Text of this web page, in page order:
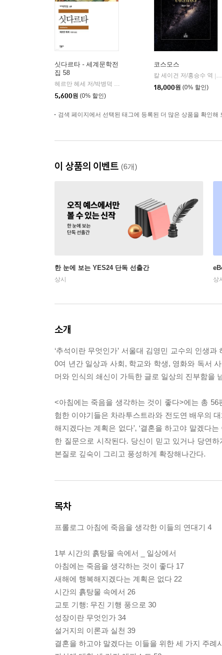
싯다르타 - 세계문학전
집 58
5,600원 (0% 할인)
코스모스
칼 세이건 저/홍승수 역 |
18,000원 (0% 할인)
검색 페이지에서 선택된 태그에 등록된 더 많은 상품을 확인해
이 상품의 이벤트 (6개)
한 눈에 보는 YES24 단독 선출간
상시 상
소개
‘추석이란 무엇인가’ 서울대 김영민 교수의 인생
0여 년간 일상과 사회, 학교와 학생, 영화와 독서
머와 인식의 쇄신이 가득한 글로 일상의 진부함을
<아침에는 죽음을 생각하는 것이 좋다>에는 총
험한 이야기들은 차라투스트라와 전도연 배우의
해지겠다는 계획은 없다’, ‘결혼을 하고야 말겠다
한 질문으로 시작된다. 당신이 믿고 있거나 당연
본질로 깊숙이 그리고 풍성하게 확장해나간다.
목차
프롤로그 아침에 죽음을 생각한 이들의 연대기 4
1부 시간의 흙탕물 속에서 _ 일상에서
아침에는 죽음을 생각하는 것이 좋다 17
새해에 행복해지겠다는 계획은 없다 22
시간의 흙탕물 속에서 26
교토 기행: 무진 기행 풍으로 30
성장이란 무엇인가 34
설거지의 이론과 실천 39
결혼을 하고야 말겠다는 이들을 위한 세 가지 주례